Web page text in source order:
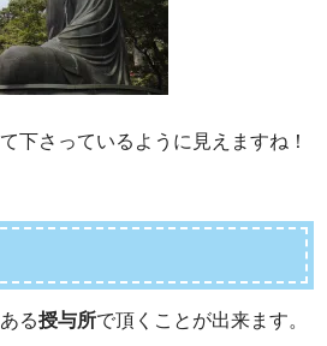
下さっているように見えますね！
る授与所で頂くことが出来ます。